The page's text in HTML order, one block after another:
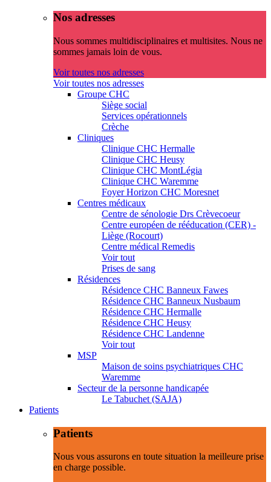
Nos adresses
Nous sommes multidisciplinaires et multisites. Nous ne
sommes jamais loin de vous.
Voir toutes nos adresses
Voir toutes nos adresses
Groupe CHC
Siège social
Services opérationnels
Crèche
Cliniques
Clinique CHC Hermalle
Clinique CHC Heusy
Clinique CHC MontLégia
Clinique CHC Waremme
Foyer Horizon CHC Moresnet
Centres médicaux
Centre de sénologie Drs Crèvecoeur
Centre européen de rééducation (CER) -
Liège (Rocourt)
Centre médical Remedis
Voir tout
Prises de sang
Résidences
Résidence CHC Banneux Fawes
Résidence CHC Banneux Nusbaum
Résidence CHC Hermalle
Résidence CHC Heusy
Résidence CHC Landenne
Voir tout
MSP
Maison de soins psychiatriques CHC
Waremme
Secteur de la personne handicapée
Le Tabuchet (SAJA)
Patients
Patients
Nous vous assurons en toute situation la meilleure prise
en charge possible.